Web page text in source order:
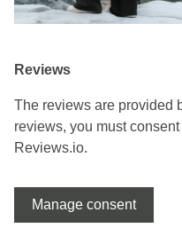
Reviews
The reviews are provided
reviews, you must
Reviews.io.
Manage consent